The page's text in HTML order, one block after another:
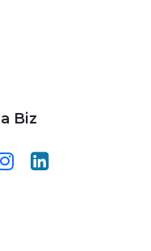
Biz